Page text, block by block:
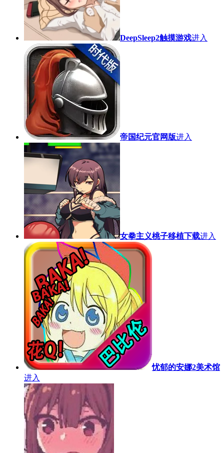
DeepSleep2触摸游戏进入
帝国纪元官网版进入
女拳主义桃子移植下载进入
忧郁的安娜2美术馆
进入